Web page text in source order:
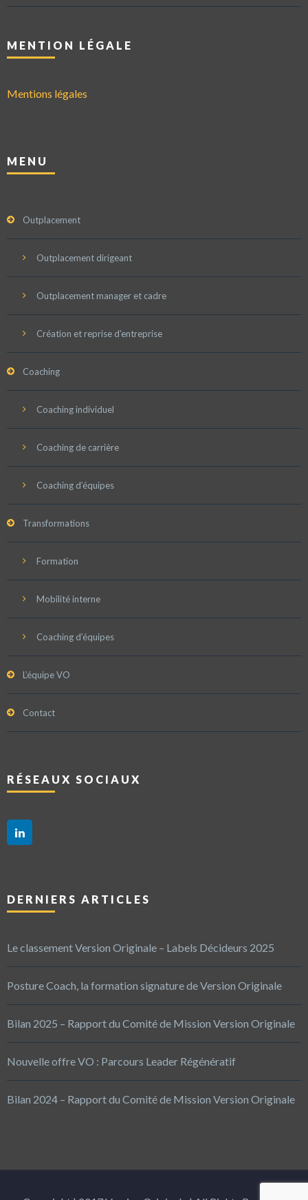
MENTION LÉGALE
Mentions légales
MENU
Outplacement
Outplacement dirigeant
Outplacement manager et cadre
Création et reprise d’entreprise
Coaching
Coaching individuel
Coaching de carrière
Coaching d’équipes
Transformations
Formation
Mobilité interne
Coaching d’équipes
L’équipe VO
Contact
RÉSEAUX SOCIAUX
DERNIERS ARTICLES
Le classement Version Originale – Labels Décideurs 2025
Posture Coach, la formation signature de Version Originale
Bilan 2025 – Rapport du Comité de Mission Version Originale
Nouvelle offre VO : Parcours Leader Régénératif
Bilan 2024 – Rapport du Comité de Mission Version Originale